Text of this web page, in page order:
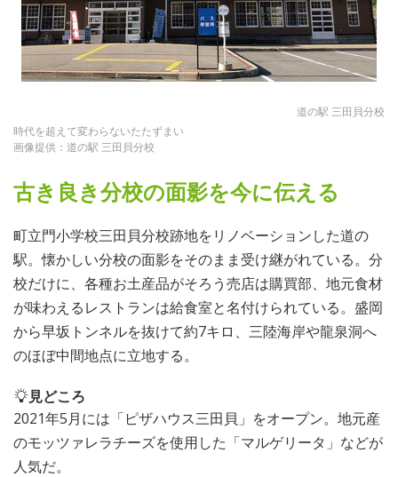
道の駅 三田貝分校
時代を超えて変わらないたたずまい
画像提供：道の駅 三田貝分校
古き良き分校の面影を今に伝える
町立門小学校三田貝分校跡地をリノベーションした道の
駅。懐かしい分校の面影をそのまま受け継がれている。分
校だけに、各種お土産品がそろう売店は購買部、地元食材
が味わえるレストランは給食室と名付けられている。盛岡
から早坂トンネルを抜けて約7キロ、三陸海岸や龍泉洞へ
のほぼ中間地点に立地する。
見どころ
2021年5月には「ピザハウス三田貝」をオープン。地元産
のモッツァレラチーズを使用した「マルゲリータ」などが
人気だ。